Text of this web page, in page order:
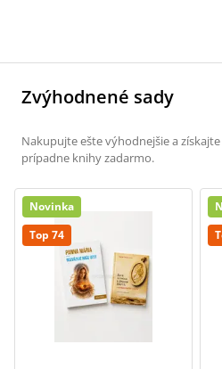
Zvýhodnené sady
Nakupujte ešte výhodnejšie a
prípadne knihy zadarmo.
Novinka
Top 74